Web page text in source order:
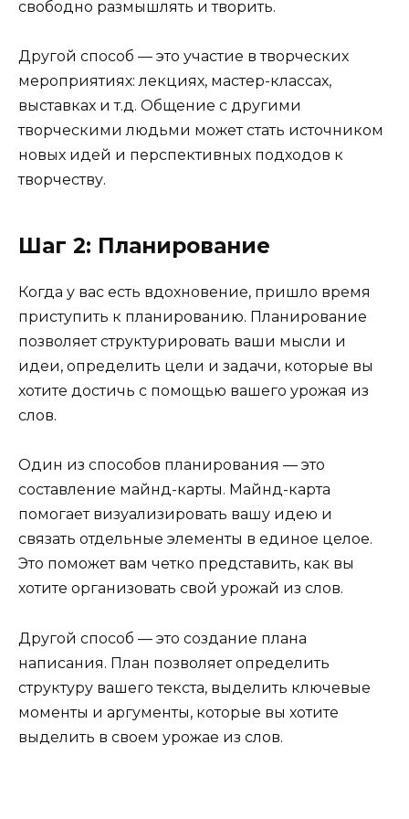
свободно размышлять и творить.
Другой способ — это участие в творческих
мероприятиях: лекциях, мастер-классах,
выставках и т.д. Общение с другими
творческими людьми может стать источником
новых идей и перспективных подходов к
творчеству.
Шаг 2: Планирование
Когда у вас есть вдохновение, пришло время
приступить к планированию. Планирование
позволяет структурировать ваши мысли и
идеи, определить цели и задачи, которые вы
хотите достичь с помощью вашего урожая из
слов.
Один из способов планирования — это
составление майнд-карты. Майнд-карта
помогает визуализировать вашу идею и
связать отдельные элементы в единое целое.
Это поможет вам четко представить, как вы
хотите организовать свой урожай из слов.
Другой способ — это создание плана
написания. План позволяет определить
структуру вашего текста, выделить ключевые
моменты и аргументы, которые вы хотите
выделить в своем урожае из слов.